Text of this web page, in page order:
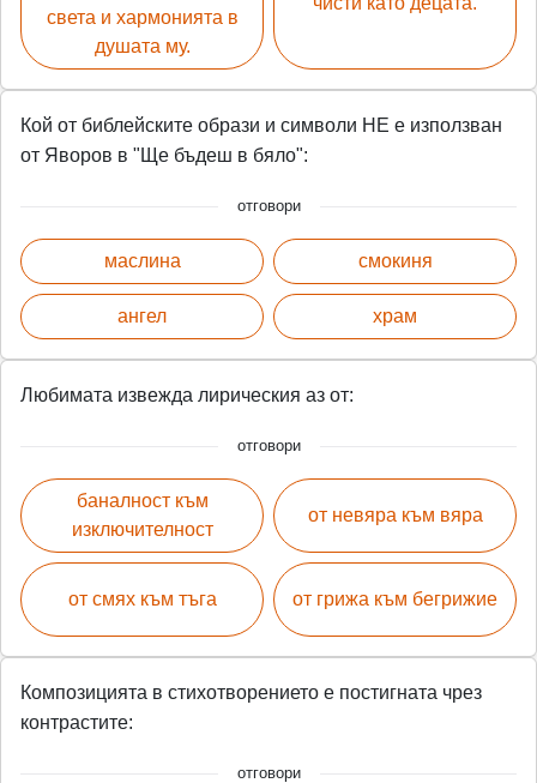
света и хармонията в
душата му.
Кой от библейските образи и символи НЕ е използван
от Яворов в "Ще бъдеш в бяло":
отговори
маслина
ангел
смокиня
храм
Любимата извежда лирическия аз от:
отговори
баналност към
изключителност
от смях към тъга
от невяра към вяра
от грижа към бегрижие
Композицията в стихотворението е постигната чрез
контрастите:
отговори